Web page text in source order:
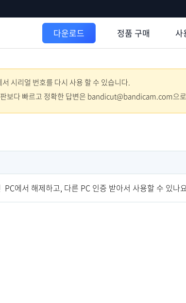
다운로드 정품 구매 사
시리얼 번호를 다시 사용 할 수 있습니다.
보다 빠르고 정확한 답변은 bandicut@bandicam.com으
에서 해제하고, 다른 PC 인증 받아서 사용할 수 있나